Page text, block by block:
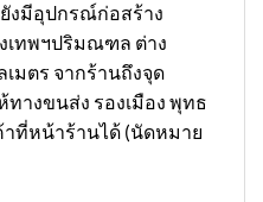
ยังมีอุปกรณ์ก่อสร้าง
เทพฯปริมณฑล ต่าง
มตร จากร้านถึงจุด
างขนส่ง รองเมือง พุทธ
ที่หน้าร้านได้ (นัดหมาย